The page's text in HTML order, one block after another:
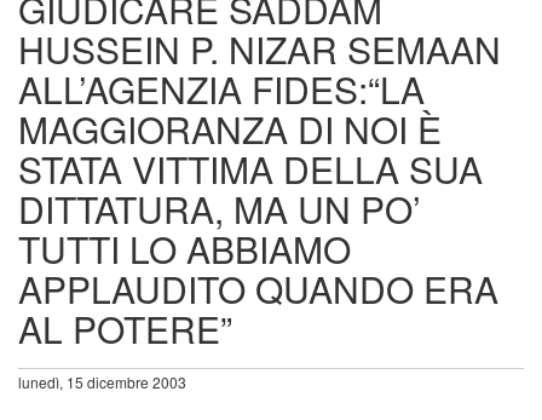
HUSSEIN P. NIZAR SEMAAN
ALL’AGENZIA FIDES:“LA
MAGGIORANZA DI NOI È
STATA VITTIMA DELLA SUA
DITTATURA, MA UN PO’
TUTTI LO ABBIAMO
APPLAUDITO QUANDO ERA
AL POTERE”
lunedì, 15 dicembre 2003